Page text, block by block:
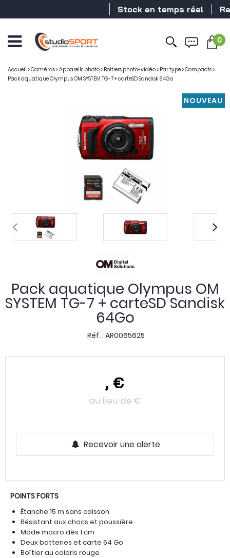
Stock en temps réel
0
Accueil >Caméras>Appareils photo> Boitiers photo-vidéo> Par type>Compacts>
Pack aquatique Olympus OM SYSTEM TG-7 + carteSD Sandisk 64Go
NOUVEAU
Pack aquatique Olympus OM
SYSTEM TG-7 + carteSD Sandisk
64Go
Réf. : AR0065625
, €
au lieu de €
Recevoir une alerte
POINTS FORTS
Étanche 15 m sans caisson
Résistant aux chocs et poussière
Mode macro dès 1 cm
Deux batteries et carte 64 Go
Boîtier au coloris rouge